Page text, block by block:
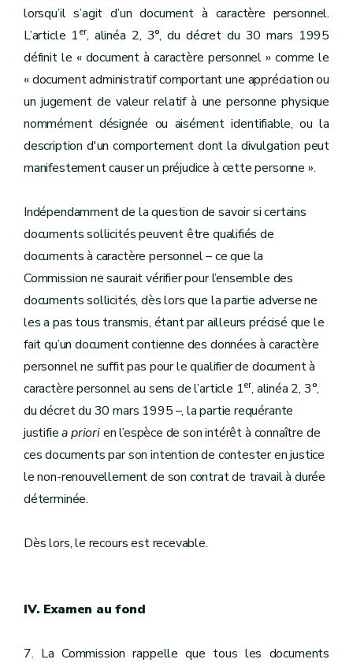
lorsqu’il s’agit d’un document à caractère personnel.
L’article 1er, alinéa 2, 3°, du décret du 30 mars 1995
définit le « document à caractère personnel » comme le
« document administratif comportant une appréciation ou
un jugement de valeur relatif à une personne physique
nommément désignée ou aisément identifiable, ou la
description d'un comportement dont la divulgation peut
manifestement causer un préjudice à cette personne ».
Indépendamment de la question de savoir si certains
documents sollicités peuvent être qualifiés de
documents à caractère personnel – ce que la
Commission ne saurait vérifier pour l’ensemble des
documents sollicités, dès lors que la partie adverse ne
les a pas tous transmis, étant par ailleurs précisé que le
fait qu’un document contienne des données à caractère
personnel ne suffit pas pour le qualifier de document à
caractère personnel au sens de l’article 1er, alinéa 2, 3°,
du décret du 30 mars 1995 –, la partie requérante
justifiea priorien l’espèce de son intérêt à connaître de
ces documents par son intention de contester en justice
le non-renouvellement de son contrat de travail à durée
déterminée.
Dès lors, le recours est recevable.
IV. Examen au fond
7. La Commission rappelle que tous les documents